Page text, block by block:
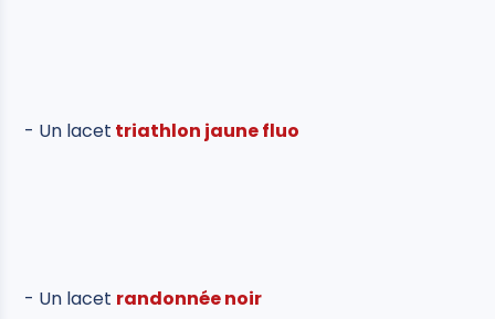
- Un lacet triathlon jaune fluo
- Un lacet randonnée noir